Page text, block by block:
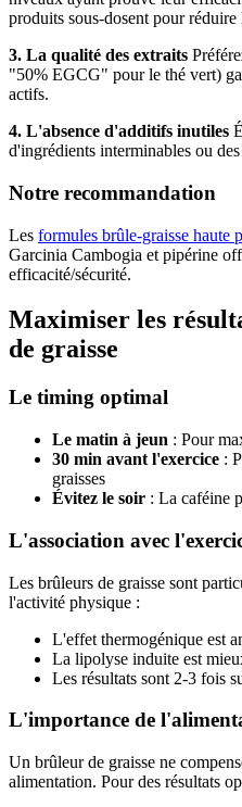
produits sous-dosent pour réduire
3. La qualité des extraits
"50% EGCG" pour le thé vert)
actifs.
4. L'absence d'additifs inutiles
d'ingrédients interminables ou
Notre recommandation
Les formules brûle-graisse haute
Garcinia Cambogia et pipérine
efficacité/sécurité.
Maximiser les
de graisse
Le timing optimal
Le matin à jeun : Pour
30 min avant l'exercice :
graisses
Évitez le soir : La caféine
L'association avec
Les brûleurs de graisse sont
l'activité physique :
L'effet thermogénique est
La lipolyse induite est
Les résultats sont 2-3 fois
L'importance de
Un brûleur de graisse ne
alimentation. Pour des résultats